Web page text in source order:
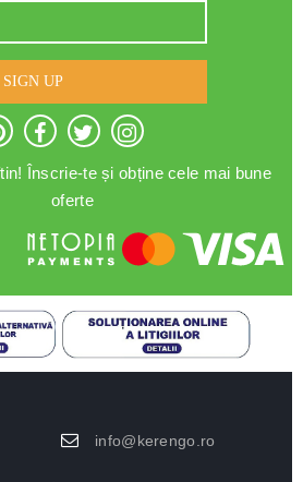
SIGN UP
Înscrie-te și obține cele mai bune
oferte
info@kerengo.ro